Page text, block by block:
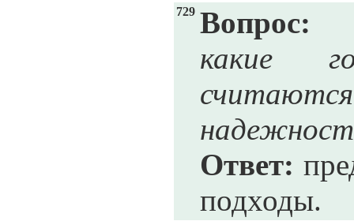
729 Вопрос:
какие
Ответ:
подходы.